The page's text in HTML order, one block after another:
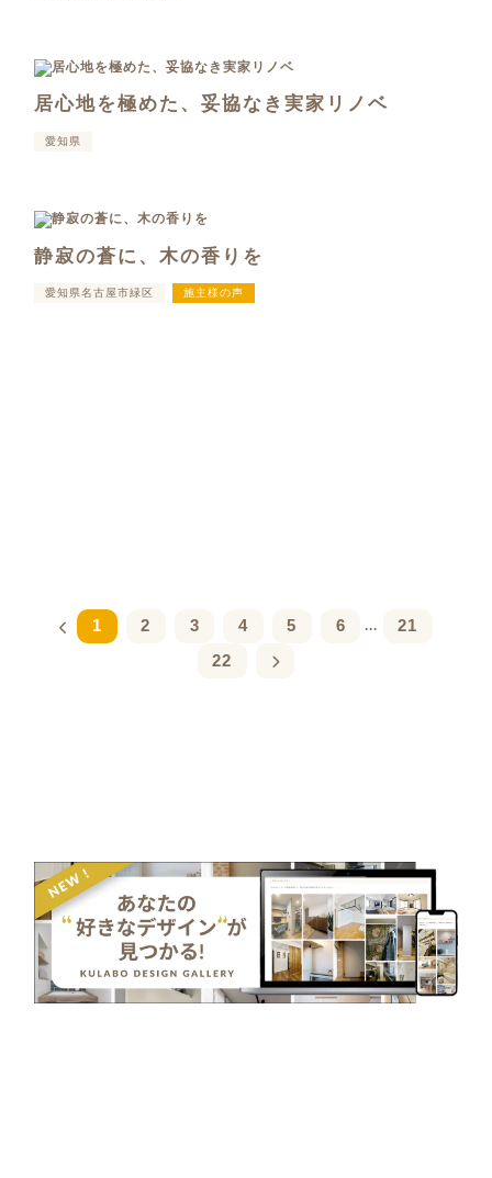
居心地を極めた、妥協なき実家リノベ
愛知県
静寂の蒼に、木の香りを
愛知県名古屋市緑区 施主様の声
1 2 3 4 5 6 ...
21
22